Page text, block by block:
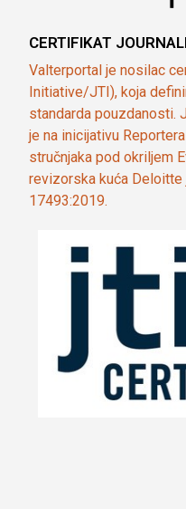
CERTIFIKAT
Valterportal je nosilac
Initiative/JTI), koja
standarda pouzdanosti.
je na inicijativu
stručnjaka pod okriljem
revizorska kuća Deloitte
17493:2019.